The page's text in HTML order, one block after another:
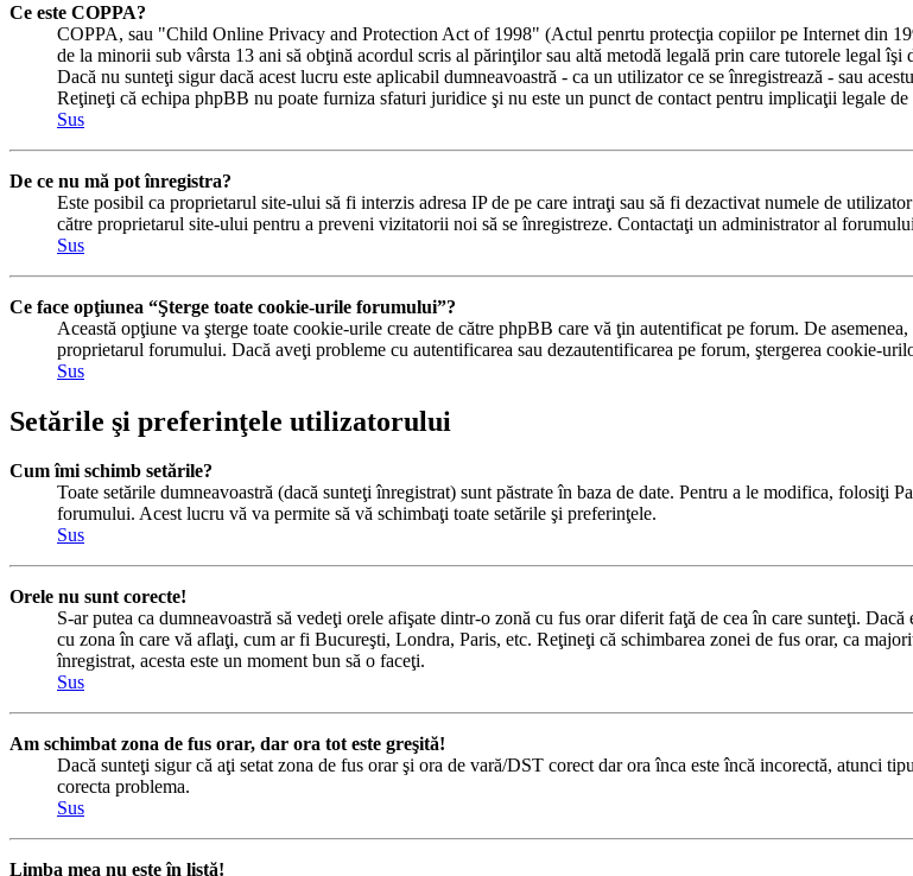
Ce este COPPA?
COPPA, sau "Child Online Privacy and Protection Act of 1998" (Actul penrtu protecţia copiilor pe Internet din
de la minorii sub vârsta 13 ani să obţină acordul scris al părinţilor sau altă metodă legală prin care tutorele legal
Dacă nu sunteţi sigur dacă acest lucru este aplicabil dumneavoastră - ca un utilizator ce se înregistrează - sau
Reţineţi că echipa phpBB nu poate furniza sfaturi juridice şi nu este un punct de contact pentru implicaţii legale
Sus
De ce nu mă pot înregistra?
Este posibil ca proprietarul site-ului să fi interzis adresa IP de pe care intraţi sau să fi dezactivat numele de
către proprietarul site-ului pentru a preveni vizitatorii noi să se înregistreze. Contactaţi un administrator al
Sus
Ce face opţiunea “Şterge toate cookie-urile forumului”?
Această opţiune va şterge toate cookie-urile create de către phpBB care vă ţin autentificat pe forum. De
proprietarul forumului. Dacă aveţi probleme cu autentificarea sau dezautentificarea pe forum, ştergerea cookie-
Sus
Setările şi preferinţele utilizatorului
Cum îmi schimb setările?
Toate setările dumneavoastră (dacă sunteţi înregistrat) sunt păstrate în baza de date. Pentru a le modifica,
forumului. Acest lucru vă va permite să vă schimbaţi toate setările şi preferinţele.
Sus
Orele nu sunt corecte!
S-ar putea ca dumneavoastră să vedeţi orele afişate dintr-o zonă cu fus orar diferit faţă de cea în care sunteţi.
cu zona în care vă aflaţi, cum ar fi Bucureşti, Londra, Paris, etc. Reţineţi că schimbarea zonei de fus orar, ca
înregistrat, acesta este un moment bun să o faceţi.
Sus
Am schimbat zona de fus orar, dar ora tot este greşită!
Dacă sunteţi sigur că aţi setat zona de fus orar şi ora de vară/DST corect dar ora înca este încă incorectă, atunci
corecta problema.
Sus
Limba mea nu este în listă!